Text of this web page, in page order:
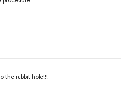
the rabbit hole!!!